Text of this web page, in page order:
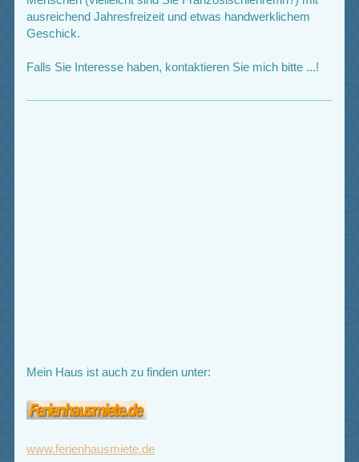
ausreichend Jahresfreizeit und etwas handwerklichem
Geschick.
Falls Sie Interesse haben, kontaktieren Sie mich bitte ...!
Mein Haus ist auch zu finden unter:
www.ferienhausmiete.de